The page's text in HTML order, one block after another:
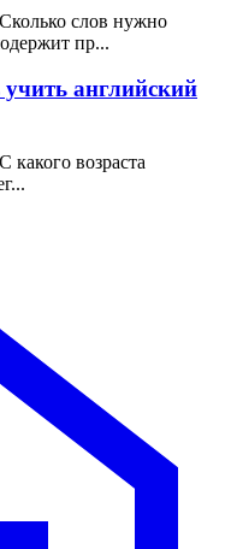
слов нужно
пр...
английский
какого возраста